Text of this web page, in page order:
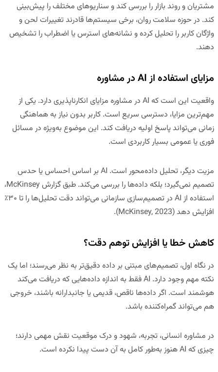
مشتریان و روند بازار را بررسی کند و سناریوهای مختلف را پیش‌بینی
کند. در حوزه سلامت روان، برخی سیستم‌ها قادرند تغییرات لحن و
واژگان کاربر را تحلیل کرده و نشانه‌های استرس یا اضطراب را تشخیص
دهند.
مزایای استفاده از AI در مشاوره
واقعیت این است که AI در مشاوره مزایای انکارناپذیری دارد. یکی از
مهم‌ترین مزایا، دسترسی سریع است. کاربر بدون نیاز به هماهنگی
زمانی می‌تواند پاسخ اولیه دریافت کند. این موضوع به‌ویژه در مسائل
فوری یا عمومی بسیار کاربردی است.
مزیت دیگر، تحلیل داده‌محور
است. AI بر اساس احساس یا حدس
تصمیم نمی‌گیرد؛ بلکه داده‌ها را بررسی می‌کند. طبق گزارش McKinsey،
استفاده از AI در تصمیم‌سازی سازمانی می‌تواند دقت تحلیل‌ها را تا ۳۰٪
افزایش دهد (McKinsey, 2023).
کاهش خطا یا افزایش توهم دقت؟
در نگاه اول، تصمیم‌های مبتنی بر داده دقیق‌تر به نظر می‌رسند؛ اما یک
نکته مهم وجود دارد. AI فقط به اندازه داده‌هایی که دریافت می‌کند
هوشمند است. اگر داده‌ها ناقص، قدیمی یا جانبدارانه باشند، خروجی
هم می‌تواند گمراه‌کننده باشد.
در مشاوره انسانی، تجربه، شهود و درک موقعیت نقش مهمی دارند؛
چیزی که AI هنوز به‌طور کامل به آن دست پیدا نکرده است.